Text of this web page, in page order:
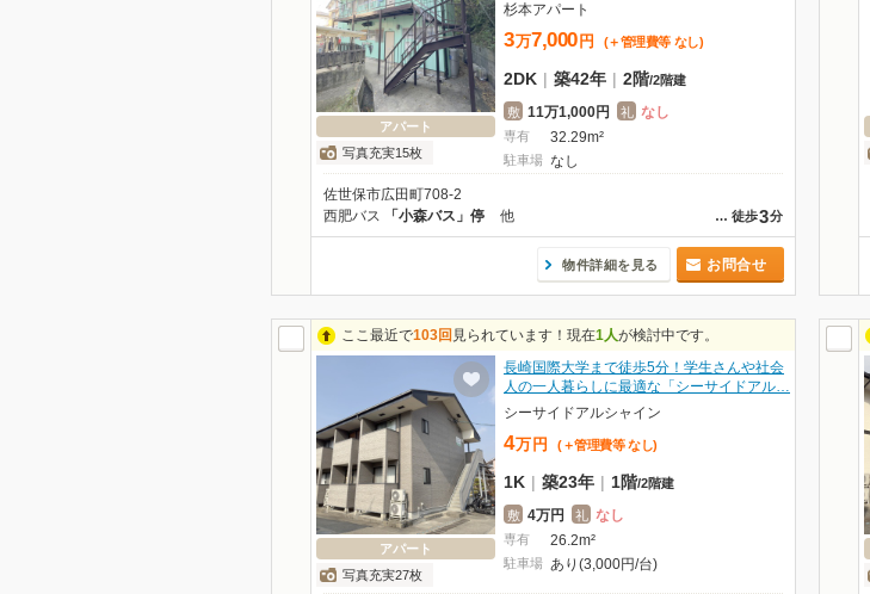
アパート
写真充実15枚
杉本アパート
3万7,000 円 (＋管理費等 なし)
2DK | 築42年 | 2階/2階建
敷 11万1,000円 礼 なし
専有 32.29m²
駐車場 なし
佐世保市広田町708-2
… 徒歩3分
西肥バス 「小森バス」停 他
物件詳細を見る お問合せ
ここ最近で103回 見られています！現在1人が検討中です。
アパート
写真充実27枚
長崎国際大学まで徒歩5分！学生さんや社会
人の一人暮らしに最適な「シーサイドアル…
シーサイドアルシャイン
4万 円 (＋管理費等 なし)
1K | 築23年 | 1階/2階建
敷 4万円 礼 なし
専有 26.2m²
駐車場 あり(3,000円/台)